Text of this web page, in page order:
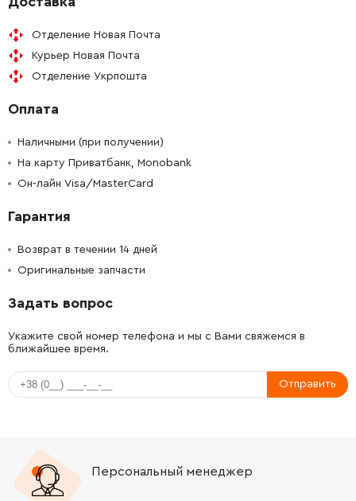
1604652006 45.70 Грн
1602026044 221.08 Грн
F000635010
1604477001 45.70 Грн
413.96 Грн
Отделение Новая Почта
Курьер Новая Почта
Отделение Укрпошта
Оплата
Наличными (при получении)
На карту Приватбанк, Monobank
Он-лайн Visa/MasterCard
Гарантия
Возврат в течении 14 дней
Оригинальные запчасти
Задать вопрос
Укажите свой номер телефона и мы с Вами свяжемся в
ближайшее время.
Отправить
Персональный менеджер